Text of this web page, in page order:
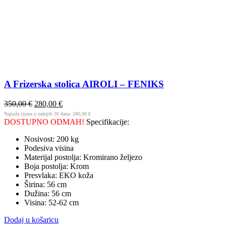
A Frizerska stolica AIROLI – FENIKS
350,00€ 280,00 €
Najniža cijena u zadnjih 30 dana: 280,00 €
DOSTUPNO ODMAH! Specifikacije:
Nosivost: 200 kg
Podesiva visina
Materijal postolja: Kromirano željezo
Boja postolja: Krom
Presvlaka: EKO koža
Širina: 56 cm
Dužina: 56 cm
Visina: 52-62 cm
Dodaj u košaricu